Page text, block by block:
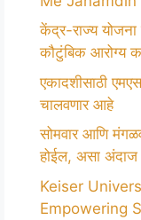
केंद्र-राज्य योजना
कौटुंबिक आरोग्य
एकादशीसाठी
चालवणार आहे
सोमवार आणि
होईल, असा
Keiser
Empowering